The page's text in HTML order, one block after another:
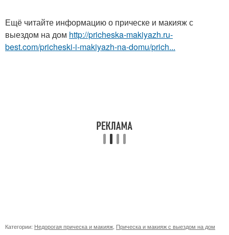
Ещё читайте информацию о прическе и макияж с
выездом на дом http://pricheska-makiyazh.ru-
best.com/pricheski-i-makiyazh-na-domu/prich...
Категории: Недорогая прическа и макияж Прическа и макияж с выездом на дом